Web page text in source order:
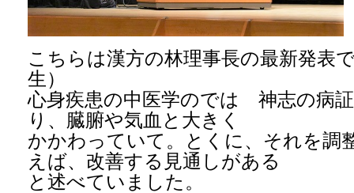
こちらは漢方の林理事長の最新発表
生）
心身疾患の中医学のでは 神志の病
り、臓腑や気血と大きく
かかわっていて。とくに、それを調
えば、改善する見通しがある
と述べていました。